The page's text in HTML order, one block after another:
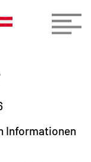
Informationen